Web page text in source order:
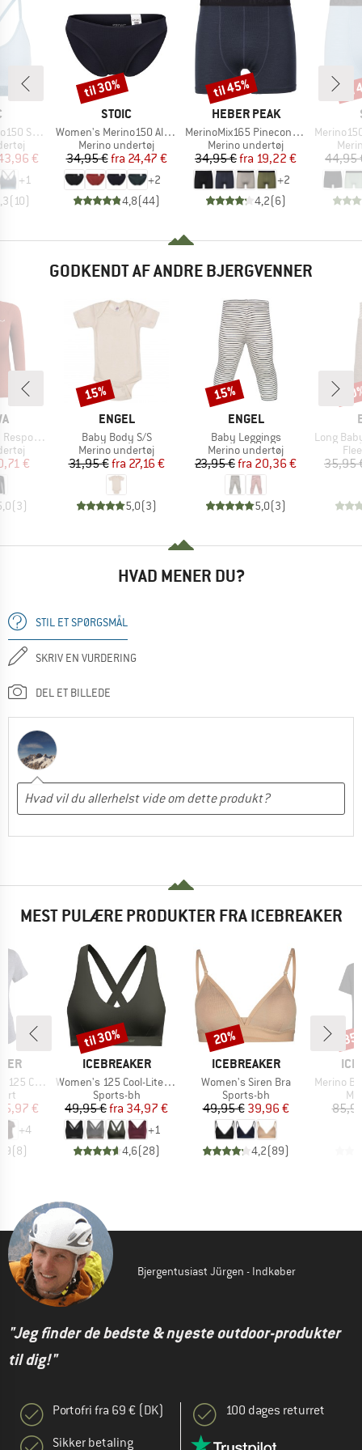
Bra
pris
€
+1
(10)
MÆRKE
STOIC
Artikel
Women's Merino150 AlsenSt. Brief
Produktgruppe
Merino undertøj
Pris
34,95 € Nedsat pris
fra 24,47 €
+2
4,8(44)
Rabat
til 30%
MÆRKE
HEBER PEAK
Artikel
MerinoMix165 PineconeHe. Boxer
Produktgruppe
Merino undertøj
Pris
34,95 € Nedsat pris
fra 19,22 €
+2
4,2(6)
Rabat
til 45%
Artikel
Merino150
44,95
GODKENDT AF ANDRE BJERGVENNER
L/S Tee
pris
€
(3)
MÆRKE
ENGEL
Artikel
Baby Body S/S
Produktgruppe
Merino undertøj
Pris
31,95 € Nedsat pris
fra 27,16 €
5,0(3)
Rabat
15%
MÆRKE
ENGEL
Artikel
Baby Leggings
Produktgruppe
Merino undertøj
Pris
23,95 € Nedsat pris
fra 20,36 €
5,0(3)
Rabat
15%
Artikel
Long Baby
35,95
HVAD MENER DU?
STIL ET SPØRGSMÅL
SKRIV EN VURDERING
DEL ET BILLEDE
MEST PULÆRE PRODUKTER FRA ICEBREAKER
III S/S Tee
pris
€
+4
(8)
MÆRKE
ICEBREAKER
Artikel
Women's 125 Cool-Lite Sprite Racerback Bra
Produktgruppe
Sports-bh
Pris
49,95 € Nedsat pris
fra 34,97 €
+1
4,6(28)
Rabat
til 30%
MÆRKE
ICEBREAKER
Artikel
Women's Siren Bra
Produktgruppe
Sports-bh
Pris
49,95 €Nedsat pris
39,96 €
4,2(89)
Rabat
20%
Artikel
Merino Blend 125
Bjergentusiast Jürgen - Indkøber
"Jeg finder de bedste & nyeste outdoor-produkter
til dig!"
Portofri fra 69 € (DK)
Sikker betaling
100 dages returret